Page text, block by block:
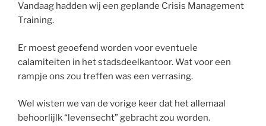
Vandaag hadden wij een geplande Crisis Management
Training.
Er moest geoefend worden voor eventuele
calamiteiten in het stadsdeelkantoor. Wat voor een
rampje ons zou treffen was een verrasing.
Wel wisten we van de vorige keer dat het allemaal
behoorlijlk “levensecht” gebracht zou worden.